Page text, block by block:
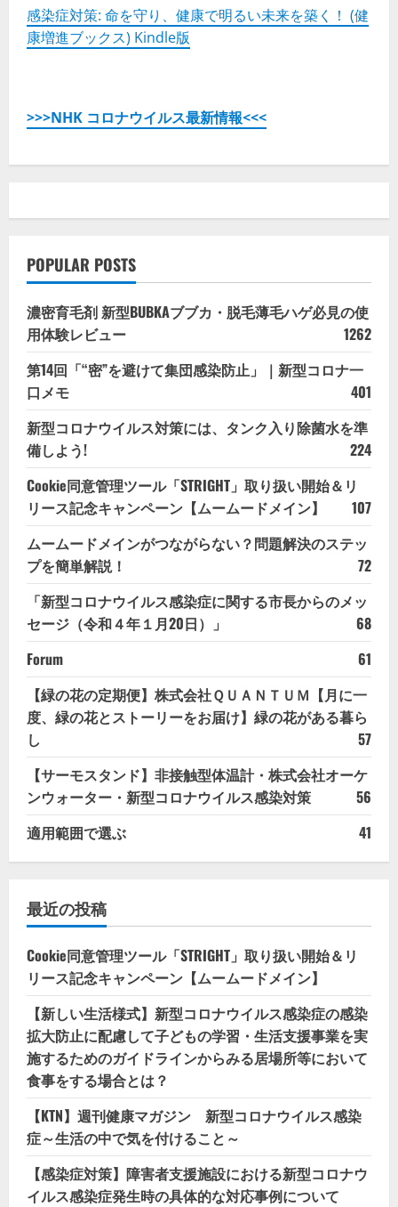
感染症対策: 命を守り、健康で明るい未来を築く！ (健
康増進ブックス) Kindle版
>>>NHK コロナウイルス最新情報<<<
POPULAR POSTS
濃密育毛剤 新型BUBKAブブカ・脱毛薄毛ハゲ必見の使
用体験レビュー
1262
第14回「“密”を避けて集団感染防止」｜新型コロナ一
口メモ
401
新型コロナウイルス対策には、タンク入り除菌水を準
備しよう!
224
Cookie同意管理ツール「STRIGHT」取り扱い開始＆リ
リース記念キャンペーン【ムームードメイン】
107
ムームードメインがつながらない？問題解決のステッ
プを簡単解説！
72
「新型コロナウイルス感染症に関する市長からのメッ
セージ（令和４年１月20日）」
68
Forum
61
【緑の花の定期便】株式会社ＱＵＡＮＴＵＭ【月に一
度、緑の花とストーリーをお届け】緑の花がある暮ら
し
57
【サーモスタンド】非接触型体温計・株式会社オーケ
ンウォーター・新型コロナウイルス感染対策
56
適用範囲で選ぶ
41
最近の投稿
Cookie同意管理ツール「STRIGHT」取り扱い開始＆リ
リース記念キャンペーン【ムームードメイン】
【新しい生活様式】新型コロナウイルス感染症の感染
拡大防止に配慮して子どもの学習・生活支援事業を実
施するためのガイドラインからみる居場所等において
食事をする場合とは？
【KTN】週刊健康マガジン 新型コロナウイルス感染
症～生活の中で気を付けること～
【感染症対策】障害者支援施設における新型コロナウ
イルス感染症発生時の具体的な対応事例について